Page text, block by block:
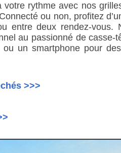
rythme avec nos
ou non, profitez
entre deux rendez-
au passionné de
ou un smartphone pour
>>>